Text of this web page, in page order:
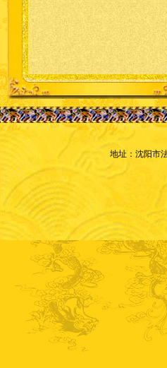
地址：沈阳市